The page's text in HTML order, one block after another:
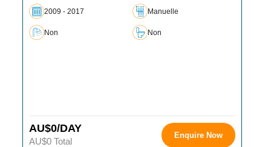
2009 - 2017 Manuelle
Non Non
AU$0/DAY
AU$0 Total
Enquire Now